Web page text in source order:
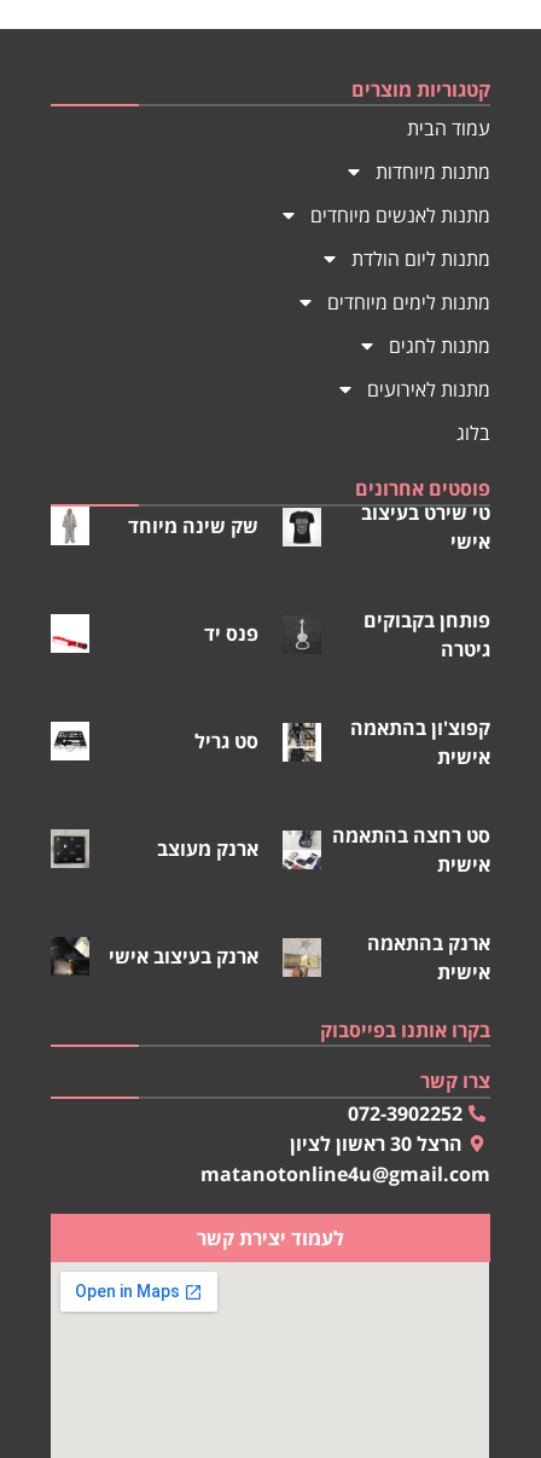
קטגוריות מוצרים
עמוד הבית
מתנות מיוחדות
מתנות לאנשים מיוחדים
מתנות ליום הולדת
מתנות לימים מיוחדים
מתנות לחגים
מתנות לאירועים
בלוג
פוסטים אחרונים
טי שירט בעיצוב
אישי
שק שינה מיוחד
פותחן בקבוקים
גיטרה
פנס יד
קפוצ'ון בהתאמה
אישית
סט גריל
סט רחצה בהתאמה
אישית
ארנק מעוצב
ארנק בהתאמה
אישית
ארנק בעיצוב אישי
בקרו אותנו בפייסבוק
צרו קשר
072-3902252
הרצל 30 ראשון לציון
matanotonline4u@gmail.com
לעמוד יצירת קשר